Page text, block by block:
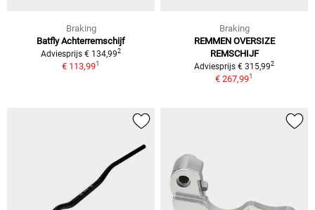
Braking
Batfly Achterremschijf
Adviesprijs € 134,992
€ 113,991
Braking
REMMEN OVERSIZE
REMSCHIJF
Adviesprijs € 315,992
€ 267,991